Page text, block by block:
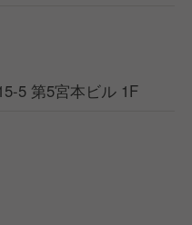
5 第5宮本ビル 1F